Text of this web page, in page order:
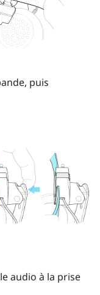
puis
audio à la prise